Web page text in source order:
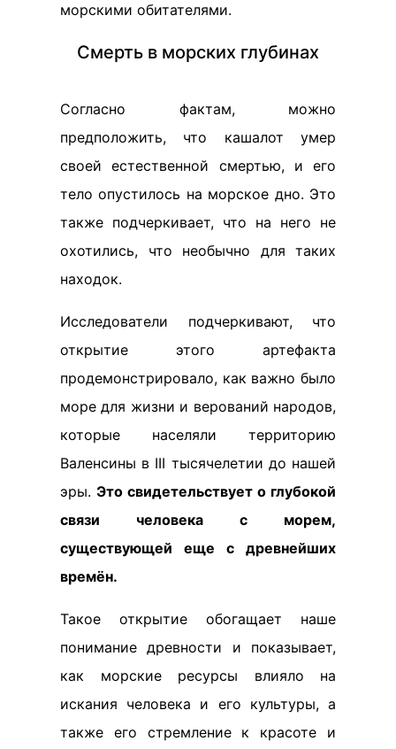
морскими обитателями.
Смерть в морских глубинах
Согласно фактам, можно
предположить, что кашалот умер
своей естественной смертью, и его
тело опустилось на морское дно. Это
также подчеркивает, что на него не
охотились, что необычно для таких
находок.
Исследователи подчеркивают, что
открытие этого артефакта
продемонстрировало, как важно было
море для жизни и верований народов,
которые населяли территорию
Валенсины в III тысячелетии до нашей
эры. Это свидетельствует о глубокой
связи человека с морем,
существующей еще с древнейших
времён.
Такое открытие обогащает наше
понимание древности и показывает,
как морские ресурсы влияло на
искания человека и его культуры, а
также его стремление к красоте и